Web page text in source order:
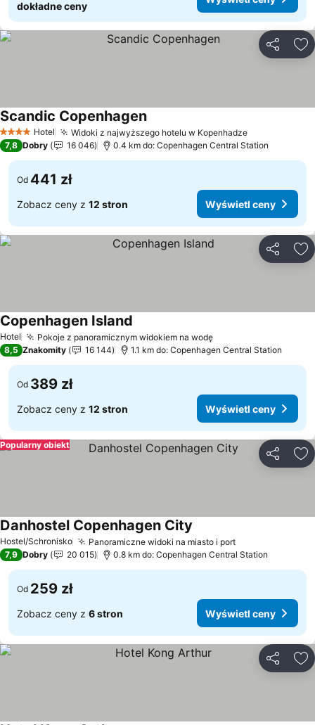
dokładne ceny
4 KategoriaHotel Widoki z najwyższego hotelu w Kopenhadze
Scandic Copenhagen
7,8 Dobry 16 046 0.4 km do: Copenhagen Central Station
Od 441 zł
Zobacz ceny z 12 stron Wyświetl ceny
Hotel Pokoje z panoramicznym widokiem na wodę
Copenhagen Island
8,5 Znakomity 16 144 1.1 km do: Copenhagen Central Station
Od 389 zł
Zobacz ceny z 12 stron Wyświetl ceny
Popularny obiekt
Hostel/Schronisko Panoramiczne widoki na miasto i port
Danhostel Copenhagen City
7,9 Dobry 20 015 0.8 km do: Copenhagen Central Station
Od 259 zł
Zobacz ceny z 6 stron Wyświetl ceny